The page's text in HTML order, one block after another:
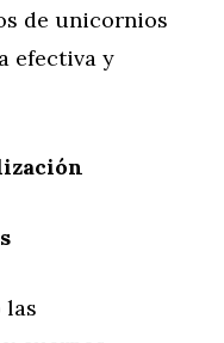
de unicornios
efectiva y
las